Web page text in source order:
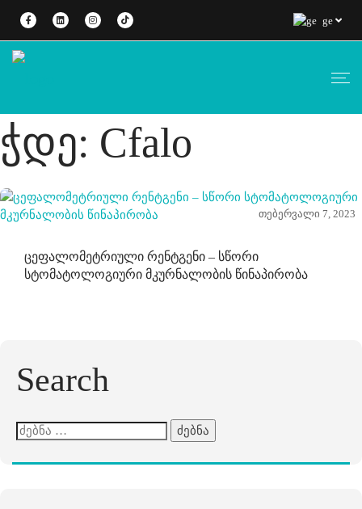
ge
Ჭდე: Cfalo
თებერვალი 7, 2023
Ცეფალომეტრიული Რენტგენი – Სწორი
Სტომატოლოგიური Მკურნალობის Წინაპირობა
Search
ძებნა: